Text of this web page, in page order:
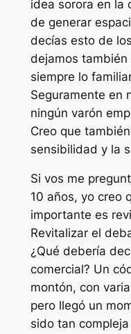
idea sorora en la
de generar
decías esto de
dejamos
siempre lo
Seguramente en
ningún varón
Creo que
sensibilidad y la
Si vos me
10 años, yo creo
importante es
Revitalizar el
¿Qué debería
comercial? Un
montón, con
pero llegó un
sido tan